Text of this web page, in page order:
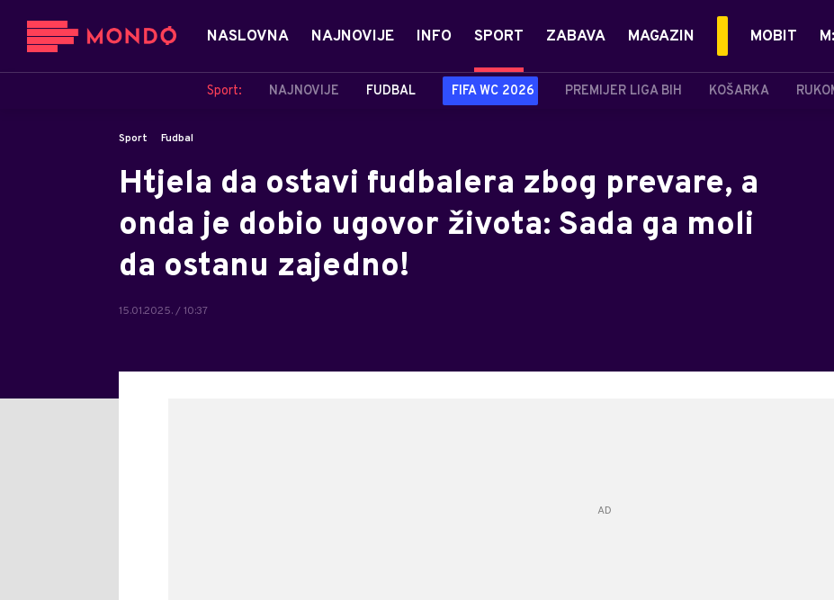
NASLOVNA NAJNOVIJE INFO SPORT
Sport: NAJNOVIJE FUDBAL FIFA WC 2026 PREMIJER LIGA BIH KOŠARKA
ZABAVA MAGAZIN MOBIT
Sport Fudbal
Htjela da ostavi fudbalera zbog prevare, a
onda je dobio ugovor života: Sada ga moli
da ostanu zajedno!
15.01.2025. / 10:37